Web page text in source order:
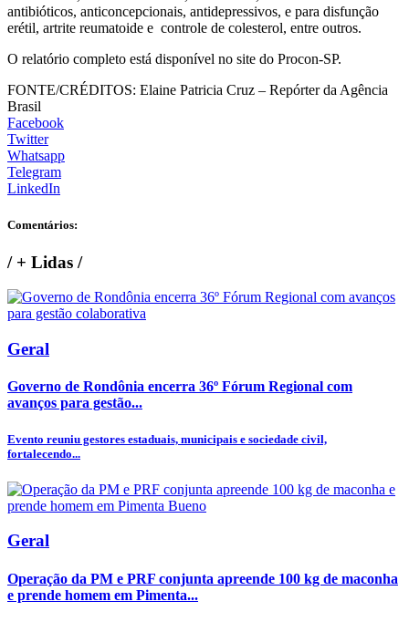
antibióticos, anticoncepcionais, antidepressivos, e para disfunção
erétil, artrite reumatoide e controle de colesterol, entre outros.
O relatório completo está disponível no site do Procon-SP.
FONTE/CRÉDITOS: Elaine Patricia Cruz – Repórter da Agência
Brasil
Facebook
Twitter
Whatsapp
Telegram
LinkedIn
Comentários:
/+ Lidas /
Geral
Governo de Rondônia encerra 36º Fórum Regional com
avanços para gestão...
Evento reuniu gestores estaduais, municipais e sociedade civil,
fortalecendo...
Geral
Operação da PM e PRF conjunta apreende 100 kg de maconha
e prende homem em Pimenta...